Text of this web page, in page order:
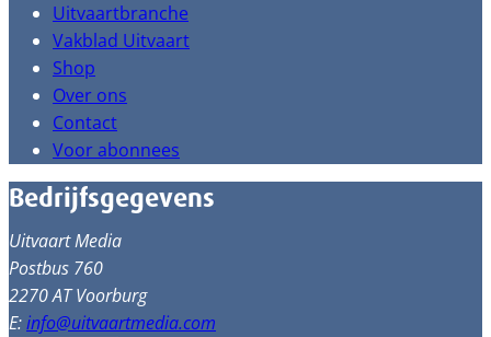
Uitvaartbranche
Vakblad Uitvaart
Shop
Over ons
Contact
Voor abonnees
Bedrijfsgegevens
Uitvaart Media
Postbus 760
2270 AT Voorburg
E:info@uitvaartmedia.com